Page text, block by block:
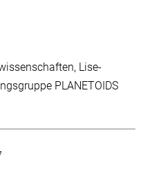
Lise-
PLANETOIDS